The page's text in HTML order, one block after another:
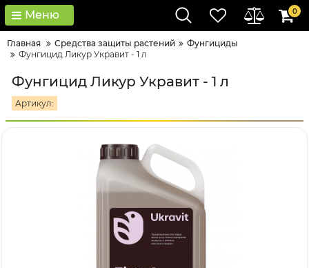
Меню 0
Главная Средства защиты растений
Фунгициды
Фунгицид Ликур Укравит - 1 л
Фунгицид Ликур Укравит - 1 л
Артикул: